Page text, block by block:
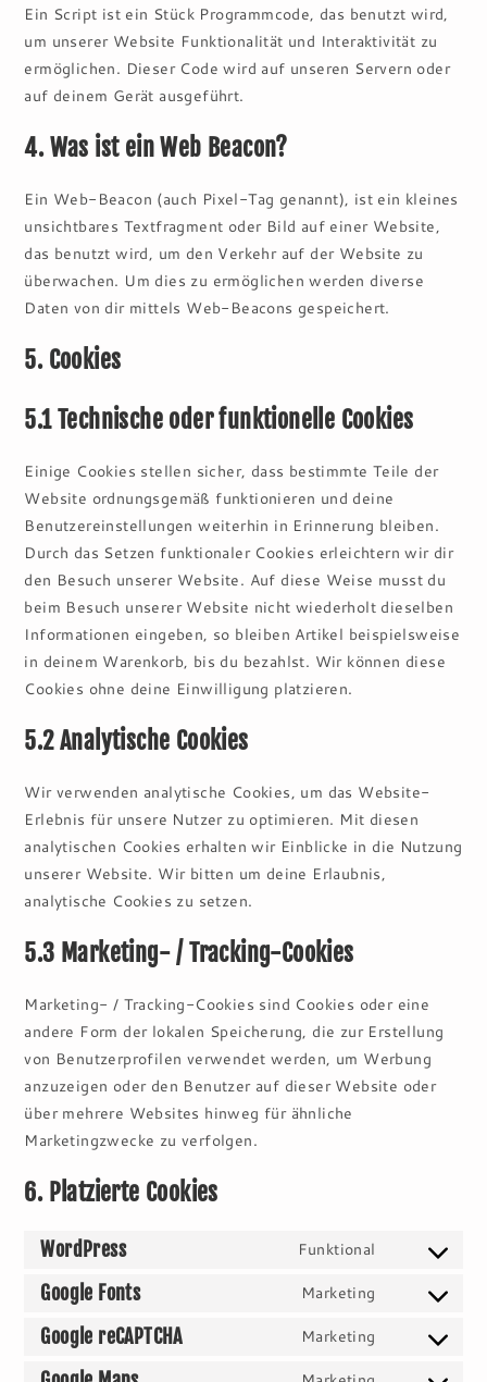
Ein Script ist ein Stück Programmcode, das benutzt wird,
um unserer Website Funktionalität und Interaktivität zu
ermöglichen. Dieser Code wird auf unseren Servern oder
auf deinem Gerät ausgeführt.
4. Was ist ein Web Beacon?
Ein Web-Beacon (auch Pixel-Tag genannt), ist ein kleines
unsichtbares Textfragment oder Bild auf einer Website,
das benutzt wird, um den Verkehr auf der Website zu
überwachen. Um dies zu ermöglichen werden diverse
Daten von dir mittels Web-Beacons gespeichert.
5. Cookies
5.1 Technische oder funktionelle Cookies
Einige Cookies stellen sicher, dass bestimmte Teile der
Website ordnungsgemäß funktionieren und deine
Benutzereinstellungen weiterhin in Erinnerung bleiben.
Durch das Setzen funktionaler Cookies erleichtern wir dir
den Besuch unserer Website. Auf diese Weise musst du
beim Besuch unserer Website nicht wiederholt dieselben
Informationen eingeben, so bleiben Artikel beispielsweise
in deinem Warenkorb, bis du bezahlst. Wir können diese
Cookies ohne deine Einwilligung platzieren.
5.2 Analytische Cookies
Wir verwenden analytische Cookies, um das Website-
Erlebnis für unsere Nutzer zu optimieren. Mit diesen
analytischen Cookies erhalten wir Einblicke in die Nutzung
unserer Website. Wir bitten um deine Erlaubnis,
analytische Cookies zu setzen.
5.3 Marketing- / Tracking-Cookies
Marketing- / Tracking-Cookies sind Cookies oder eine
andere Form der lokalen Speicherung, die zur Erstellung
von Benutzerprofilen verwendet werden, um Werbung
anzuzeigen oder den Benutzer auf dieser Website oder
über mehrere Websites hinweg für ähnliche
Marketingzwecke zu verfolgen.
6. Platzierte Cookies
WordPress Funktional
Consent
wordpress
Google Fonts Marketing
Consent
Google reCAPTCHA Marketing
Consent